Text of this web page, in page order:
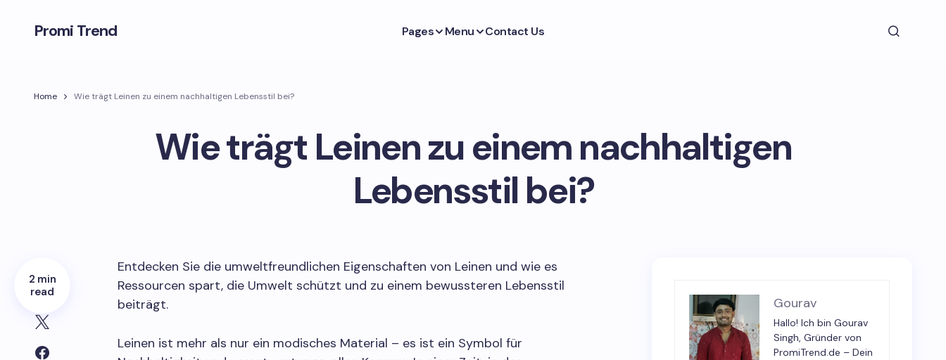
Promi Trend Pages Menu Contact Us
Home Wie trägt Leinen zu einem nachhaltigen Lebensstil bei?
Wie trägt Leinen zu einem nachhaltigen
Lebensstil bei?
2 min
read
Entdecken Sie die umweltfreundlichen Eigenschaften von Leinen und wie es
Ressourcen spart, die Umwelt schützt und zu einem bewussteren Lebensstil
beiträgt.
Leinen ist mehr als nur ein modisches Material – es ist ein Symbol für
Gourav
Hallo! Ich bin Gourav
Singh, Gründer von
PromiTrend.de – Dein